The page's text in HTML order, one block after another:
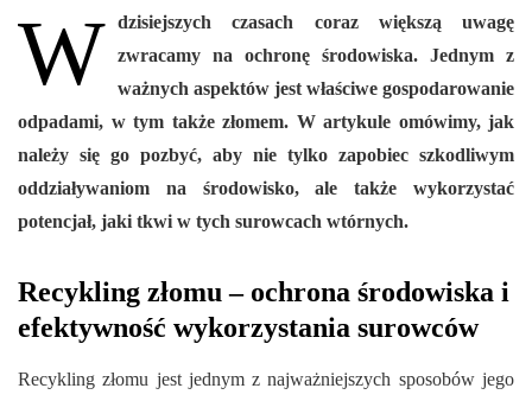
W dzisiejszych czasach coraz większą uwagę
zwracamy na ochronę środowiska. Jednym z
ważnych aspektów jest właściwe gospodarowanie
odpadami, w tym także złomem. W artykule omówimy, jak
należy się go pozbyć, aby nie tylko zapobiec szkodliwym
oddziaływaniom na środowisko, ale także wykorzystać
potencjał, jaki tkwi w tych surowcach wtórnych.
Recykling złomu – ochrona środowiska i
efektywność wykorzystania surowców
Recykling złomu jest jednym z najważniejszych sposobów jego